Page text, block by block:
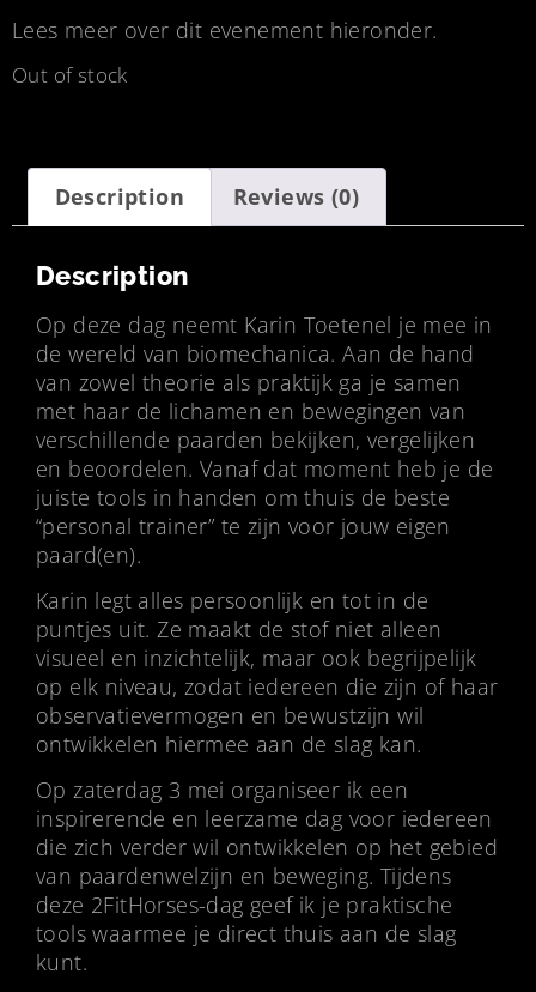
Lees meer over dit evenement hieronder.
Out of stock
Description Reviews (0)
Description
Op deze dag neemt Karin Toetenel je mee in
de wereld van biomechanica. Aan de hand
van zowel theorie als praktijk ga je samen
met haar de lichamen en bewegingen van
verschillende paarden bekijken, vergelijken
en beoordelen. Vanaf dat moment heb je de
juiste tools in handen om thuis de beste
“personal trainer” te zijn voor jouw eigen
paard(en).
Karin legt alles persoonlijk en tot in de
puntjes uit. Ze maakt de stof niet alleen
visueel en inzichtelijk, maar ook begrijpelijk
op elk niveau, zodat iedereen die zijn of haar
observatievermogen en bewustzijn wil
ontwikkelen hiermee aan de slag kan.
Op zaterdag 3 mei organiseer ik een
inspirerende en leerzame dag voor iedereen
die zich verder wil ontwikkelen op het gebied
van paardenwelzijn en beweging. Tijdens
deze 2FitHorses-dag geef ik je praktische
tools waarmee je direct thuis aan de slag
kunt.